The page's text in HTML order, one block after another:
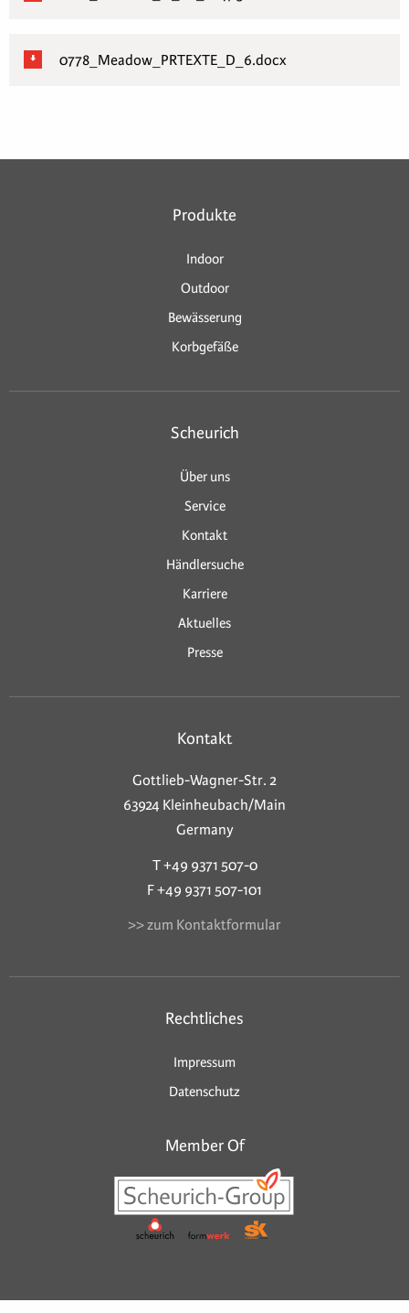
0778_Meadow_PRTEXTE_D_6.docx
Produkte
Indoor
Outdoor
Bewässerung
Korbgefäße
Scheurich
Über uns
Service
Kontakt
Händlersuche
Karriere
Aktuelles
Presse
Kontakt
Gottlieb-Wagner-Str. 2
63924 Kleinheubach/Main
Germany
T +49 9371 507-0
F +49 9371 507-101
>> zum Kontaktformular
Rechtliches
Impressum
Datenschutz
Member Of